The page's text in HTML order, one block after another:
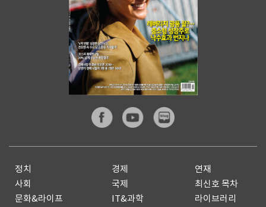
정치 경제
연재
사회
국제
최신호 목차
문화&라이프
IT&과학
라이브러리